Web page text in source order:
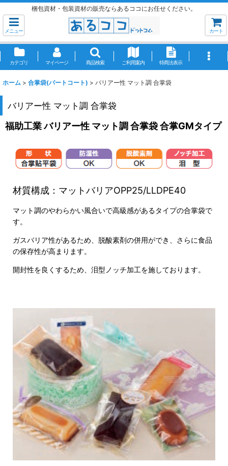
梱包資材・包装資材の販売ならあるココにお任せください。
メニュー カート
カテゴリ マイページ 商品検索 ご利用案内 特商法表示
ホーム > 合掌袋(パートコート) > バリアー性 マット調 合掌袋
バリアー性 マット調 合掌袋
福助工業 バリアー性 マット調 合掌袋 合掌GMタイプ
材質構成：マットバリアOPP25/LLDPE40
マット調のやわらかい風合いで高級感があるタイプの合掌袋で
す。
ガスバリア性があるため、脱酸素剤の併用ができ、さらに食品
の保存性が高まります。
開封性を良くするため、泪型ノッチ加工を施しております。